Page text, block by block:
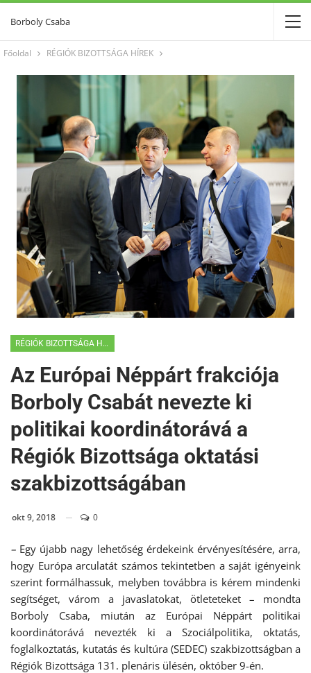
Borboly Csaba
Főoldal RÉGIÓK BIZOTTSÁGA HÍREK
RÉGIÓK BIZOTTSÁGA HÍREK
Az Európai Néppárt frakciója
Borboly Csabát nevezte ki
politikai koordinátorává a
Régiók Bizottsága oktatási
szakbizottságában
okt 9, 2018 0
– Egy újabb nagy lehetőség érdekeink érvényesítésére, arra,
hogy Európa arculatát számos tekintetben a saját igényeink
szerint formálhassuk, melyben továbbra is kérem mindenki
segítséget, várom a javaslatokat, ötleteteket – mondta
Borboly Csaba, miután az Európai Néppárt politikai
koordinátorává nevezték ki a Szociálpolitika, oktatás,
foglalkoztatás, kutatás és kultúra (SEDEC) szakbizottságban a
Régiók Bizottsága 131. plenáris ülésén, október 9-én.